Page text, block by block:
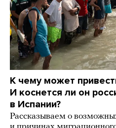
К чему может
И коснется ли он
в Испании?
Рассказываем о